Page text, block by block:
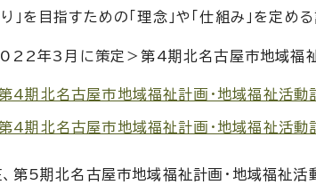
」を目指すための「理念」や「仕組み」を定める
年3月に策定＞第4期北名古屋市地域
4期北名古屋市地域福祉計画・地域福祉活
4期北名古屋市地域福祉計画・地域福祉活動
、第5期北名古屋市地域福祉計画・地域福祉